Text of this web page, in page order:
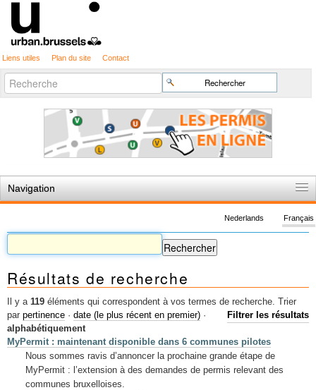
Liens utiles Plan du site Contact
Chercher par
Recherche
avancée…
Navigation
Règles du jeu
Permis d'urbanisme
Cartographie
Etudes et publications
Mots-clés
Renseignements urbanistiques
Français
Nederlands
Résultats de recherche
Il y a 119 éléments qui correspondent à vos termes de recherche.
Filtrer les résultats
Trier
par pertinence · date (le plus récent en premier) ·
alphabétiquement
MyPermit : maintenant disponible dans 6 communes pilotes
Nous sommes ravis d’annoncer la prochaine grande étape de
MyPermit : l’extension à des demandes de permis relevant des
communes bruxelloises.